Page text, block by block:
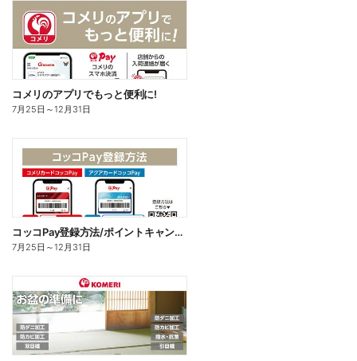
コメリのアプリでもっと便利に!
7月25日 ～12月31日
コッコPay登録方法/ポイントキャンペーン応募方法
7月25日 ～12月31日